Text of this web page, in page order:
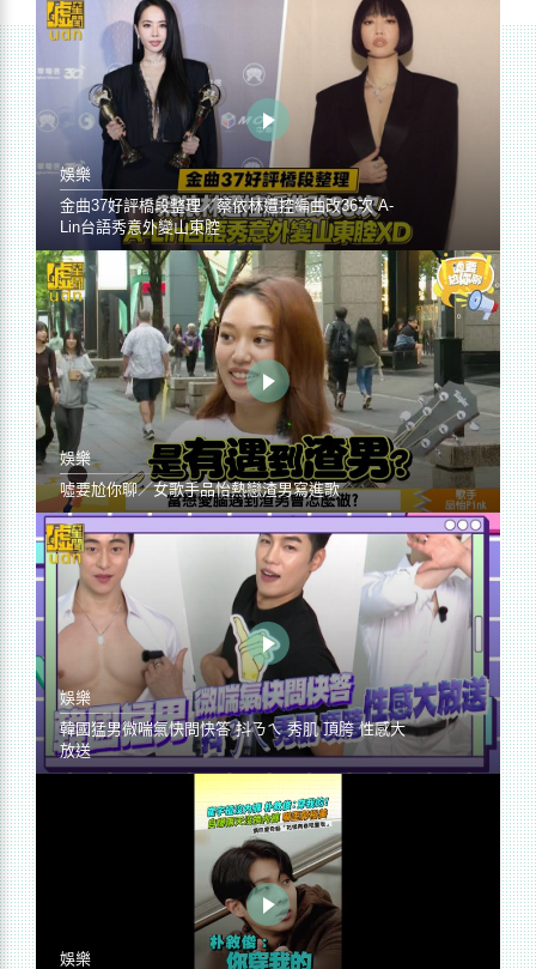
娛樂
金曲37好評橋段整理／蔡依林遭控編曲改36次 A-
Lin台語秀意外變山東腔
娛樂
噓要尬你聊／女歌手品怡熱戀渣男寫進歌
娛樂
韓國猛男微喘氣快問快答 抖ㄋㄟ 秀肌 頂胯 性感大
放送
娛樂